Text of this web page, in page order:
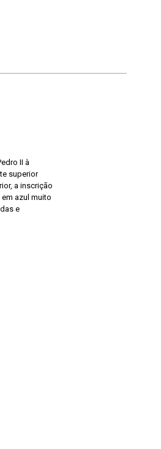
II à
superior
a inscrição
em azul muito
e